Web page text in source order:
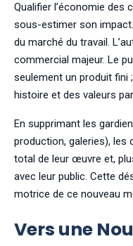
Qualifier l’économie des
sous-estimer son
du marché du travail.
commercial majeur. Le
seulement un produit fini
histoire et des valeurs
En supprimant les
production, galeries), les
total de leur œuvre et,
avec leur public. Cette
motrice de ce nouveau
Vers une